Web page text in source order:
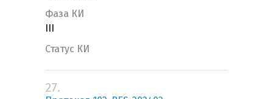
Фаза КИ
Статус КИ
27.